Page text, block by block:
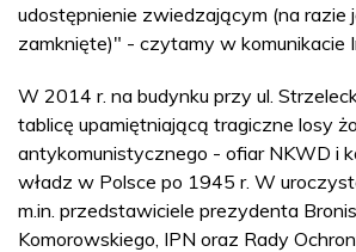
udostępnienie zwiedzającym (na razie
zamknięte)" - czytamy w komunikacie
W 2014 r. na budynku przy ul.
tablicę upamiętniającą tragiczne losy
antykomunistycznego - ofiar NKWD i
władz w Polsce po 1945 r. W
m.in. przedstawiciele prezydenta
Komorowskiego, IPN oraz Rady